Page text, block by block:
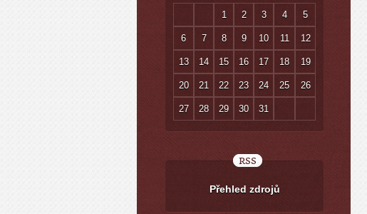
1 2 3 4 5
6 7 8 9 10 11 12
13 14 15 16 17 18 19
20 21 22 23 24 25 26
27 28 29 30 31
RSS
Přehled zdrojů